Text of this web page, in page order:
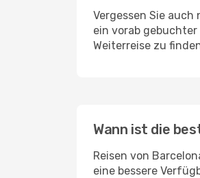
Vergessen Sie
ein vorab
Weiterreise zu
Wann ist die
Reisen von
eine bessere